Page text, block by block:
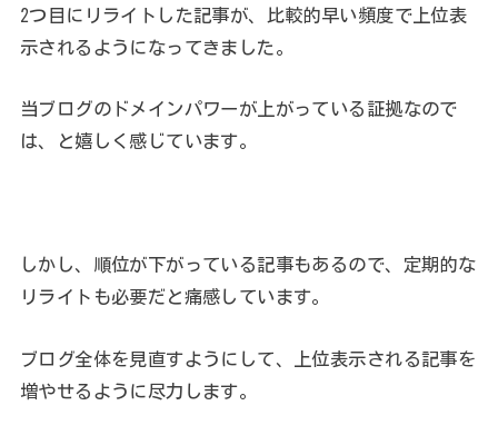
2つ目にリライトした記事が、比較的早い頻度で上位表
示されるようになってきました。
当ブログのドメインパワーが上がっている証拠なので
は、と嬉しく感じています。
しかし、順位が下がっている記事もあるので、定期的な
リライトも必要だと痛感しています。
ブログ全体を見直すようにして、上位表示される記事を
増やせるように尽力します。